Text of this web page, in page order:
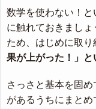
数学を使わない！
に触れておきまし
ため、はじめに取り
果が上がった！」
さっさと基本を固
があるうちにまとめ